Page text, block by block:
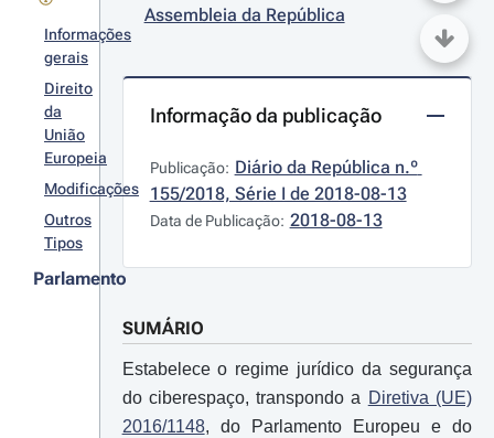
Informações
gerais
Direito
da
União
Europeia
Modificações
Outros
Tipos
Parlamento
Assembleia da República
Informação da publicação
Publicação: Diário da República n.º
155/2018, Série I de 2018-08-13
Data de Publicação: 2018-08-13
SUMÁRIO
Estabelece o regime jurídico da segurança
do ciberespaço, transpondo a Diretiva (UE)
2016/1148, do Parlamento Europeu e do